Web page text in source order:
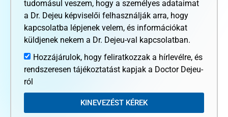
tudomásul veszem, hogy a személyes adataimat
a Dr. Dejeu képviselői felhasználják arra, hogy
kapcsolatba lépjenek velem, és információkat
küldjenek nekem a Dr. Dejeu-val kapcsolatban.
Hozzájárulok, hogy feliratkozzak a hírlevélre, és
rendszeresen tájékoztatást kapjak a Doctor Dejeu-
ról
KINEVEZÉST KÉREK